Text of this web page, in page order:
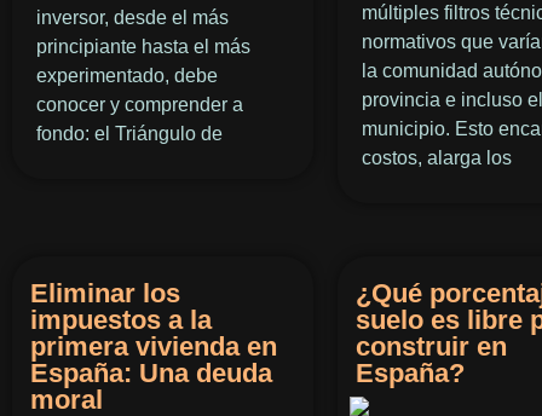
inversor, desde el más
principiante hasta el más
experimentado, debe
conocer y comprender a
fondo: el Triángulo de
múltiples filtros
normativos que
la comunidad
provincia e incluso el
municipio. Esto
costos, alarga los
Eliminar los
impuestos a la
primera vivienda en
España: Una deuda
moral
¿Qué
suelo es libre
construir en
España?